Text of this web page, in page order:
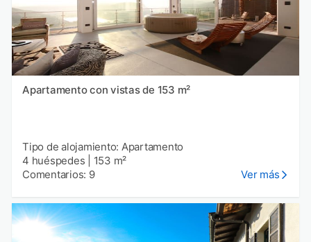
Apartamento con vistas de 153 m²
Tipo de alojamiento: Apartamento
4 huéspedes
153 m²
Comentarios: 9
Ver más